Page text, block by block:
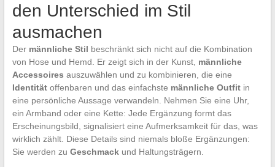
den Unterschied im Stil
ausmachen
Der männliche Stil beschränkt sich nicht auf die Kombination
von Hose und Hemd. Er zeigt sich in der Kunst, männliche
Accessoires auszuwählen und zu kombinieren, die eine
Identitätoffenbaren und das einfachste männliche Outfitin
eine persönliche Aussage verwandeln. Nehmen Sie eine Uhr,
ein Armband oder eine Kette: Jede Ergänzung formt das
Erscheinungsbild, signalisiert eine Aufmerksamkeit für das, was
wirklich zählt. Diese Details sind niemals bloße Ergänzungen:
Sie werden zu Geschmackund Haltungsträgern.